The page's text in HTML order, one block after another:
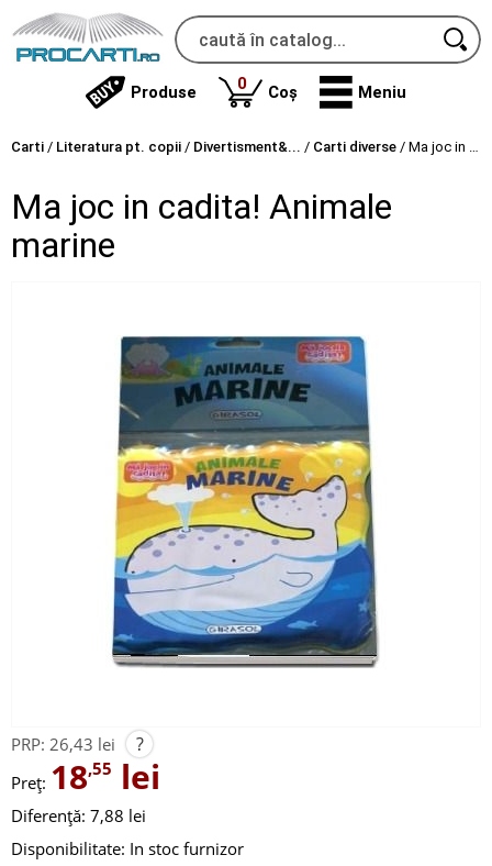
Produse 0produse
Coș Meniu
Carti / Literatura pt. copii / Divertisment&... / Carti diverse / Ma joc in cadita! Animale marine
Ma joc in cadita! Animale
marine
PRP: 26,43 lei ?
Preț: 18,55 lei
Diferență: 7,88 lei
Disponibilitate: In stoc furnizor